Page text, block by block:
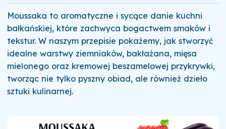
Moussaka to aromatyczne i sycące danie kuchni
bałkańskiej, które zachwyca bogactwem smaków i
tekstur. W naszym przepisie pokażemy, jak stworzyć
idealne warstwy ziemniaków, bakłażana, mięsa
mielonego oraz kremowej beszamelowej przykrywki,
tworząc nie tylko pyszny obiad, ale również dzieło
sztuki kulinarnej.